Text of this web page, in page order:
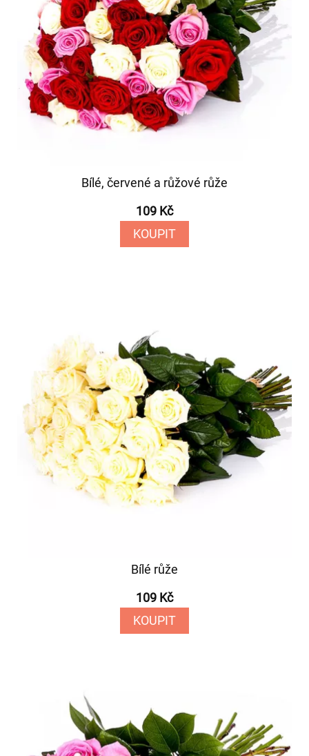
Bílé, červené a růžové růže
109 Kč
KOUPIT
Bílé růže
109 Kč
KOUPIT